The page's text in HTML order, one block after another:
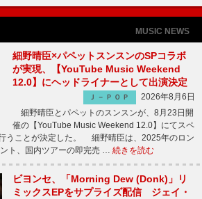
MUSIC NEWS
細野晴臣×パペットスンスンのSPコラボ
が実現、【YouTube Music Weekend
12.0】にヘッドライナーとして出演決定
Ｊ－ＰＯＰ
2026年8月6日
細野晴臣とパペットのスンスンが、8月23日開
催の【YouTube Music Weekend 12.0】にてスペ
うことが決定した。 細野晴臣は、2025年のロン
ト、国内ツアーの即完売 … 続きを読む
ビヨンセ、「Morning Dew (Donk)」リ
ミックスEPをサプライズ配信 ジェイ・